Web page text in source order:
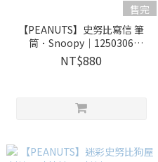
售完
【PEANUTS】史努比寫信 筆
筒．Snoopy｜1250306
Wooderful life
NT$880